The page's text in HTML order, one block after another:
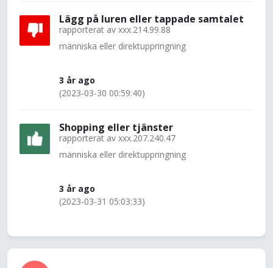
Lägg på luren eller tappade samtalet
rapporterat av xxx.214.99.88
människa eller direktuppringning
3 år ago
(2023-03-30 00:59:40)
Shopping eller tjänster
rapporterat av xxx.207.240.47
människa eller direktuppringning
3 år ago
(2023-03-31 05:03:33)